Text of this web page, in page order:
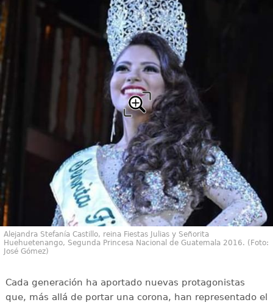
Alejandra Stefanía Castillo, reina Fiestas Julias y Señorita
Huehuetenango, Segunda Princesa Nacional de Guatemala 2016. (Foto:
José Gómez)
Cada generación ha aportado nuevas protagonistas
que, más allá de portar una corona, han representado el